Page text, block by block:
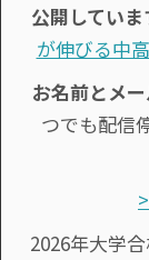
公開していま
が伸びる中
お名前とメ
つでも配信
2026年大学